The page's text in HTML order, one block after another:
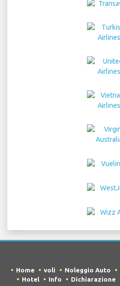
Home voli Noleggio Auto
Hotel
Info Dichiarazione